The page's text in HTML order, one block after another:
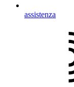
assistenza